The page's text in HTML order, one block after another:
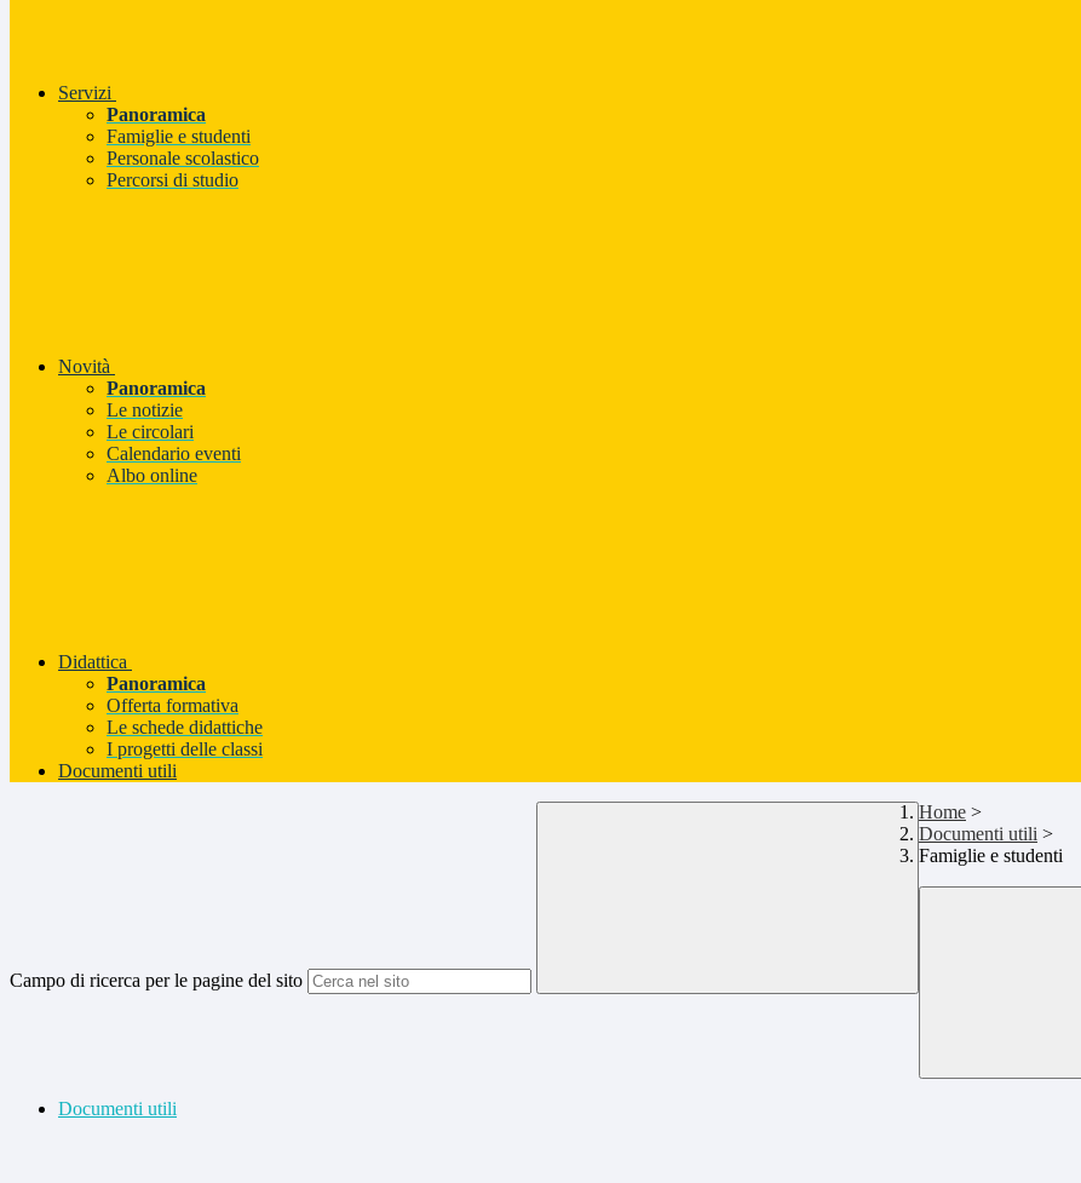
Servizi
Panoramica
Famiglie e studenti
Personale scolastico
Percorsi di studio
Novità
Panoramica
Le notizie
Le circolari
Calendario eventi
Albo online
Didattica
Panoramica
Offerta formativa
Le schede didattiche
I progetti delle classi
Documenti utili
Campo di ricerca per le pagine del sito
Home >
Documenti utili >
Famiglie e studenti
Documenti utili